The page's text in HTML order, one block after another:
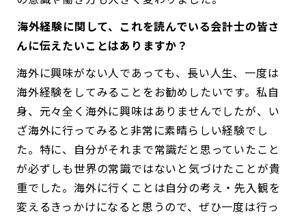
――海外経験に関して、これを読んでいる会計士の皆さ
んに伝えたいことはありますか？
海外に興味がない人であっても、長い人生、一度は
海外経験をしてみることをお勧めしたいです。私自
身、元々全く海外に興味はありませんでしたが、い
ざ海外に行ってみると非常に素晴らしい経験でし
た。特に、自分がそれまで常識だと思っていたこと
が必ずしも世界の常識ではないと気づけたことが貴
重でした。海外に行くことは自分の考え・先入観を
変えるきっかけになると思うので、ぜひ一度は行っ